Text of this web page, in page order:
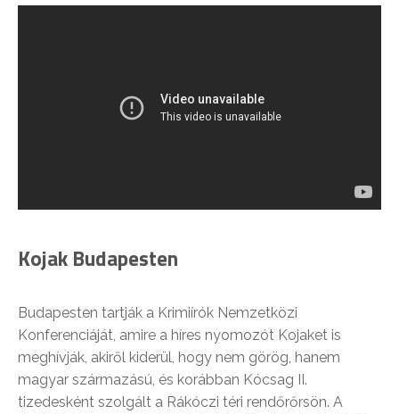
Kojak Budapesten
Budapesten tartják a Krimiírók Nemzetközi
Konferenciáját, amire a híres nyomozót Kojaket is
meghívják, akiről kiderül, hogy nem görög, hanem
magyar származású, és korábban Kócsag II.
tizedesként szolgált a Rákóczi téri rendőrőrsön. A